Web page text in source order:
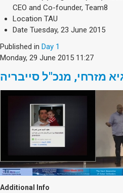
CEO and Co-founder, Team8
Location TAU
Date Tuesday, 23 June 2015
Published in Day 1
Monday, 29 June 2015 11:27
מזרחי, מנכ"ל סייבריה
Additional Info